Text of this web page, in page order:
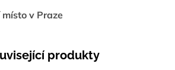
v Praze
produkty